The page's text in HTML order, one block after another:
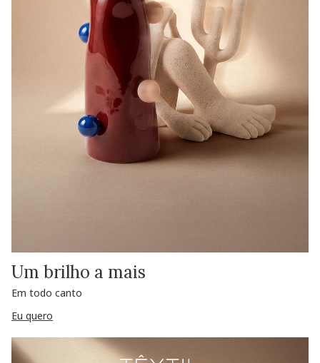
Um brilho a mais
Em todo canto
Eu quero